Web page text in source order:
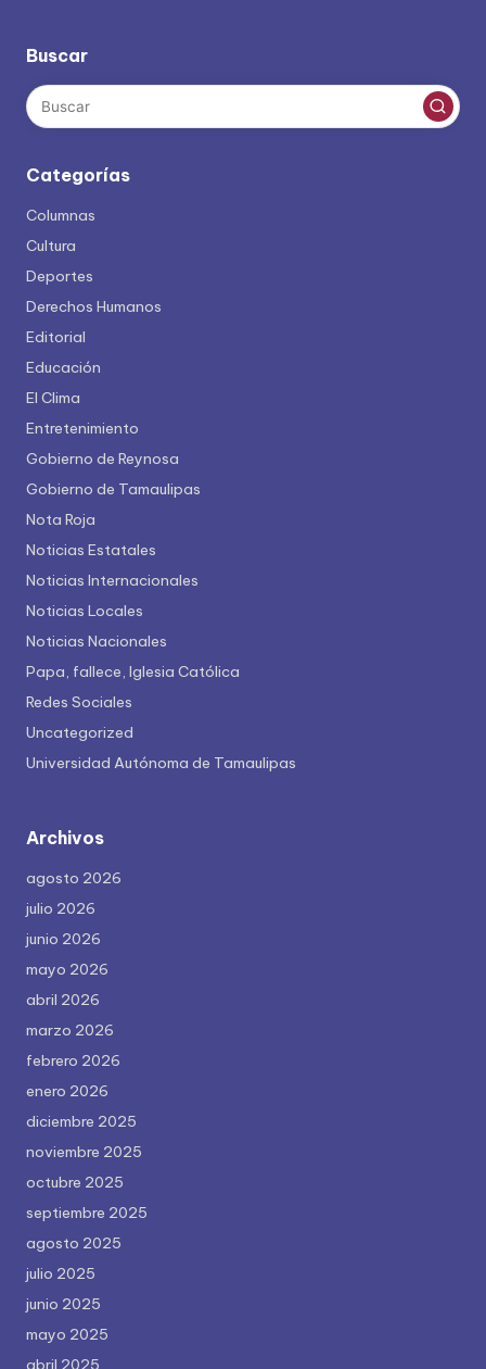
Buscar
Categorías
Columnas
Cultura
Deportes
Derechos Humanos
Editorial
Educación
El Clima
Entretenimiento
Gobierno de Reynosa
Gobierno de Tamaulipas
Nota Roja
Noticias Estatales
Noticias Internacionales
Noticias Locales
Noticias Nacionales
Papa, fallece, Iglesia Católica
Redes Sociales
Uncategorized
Universidad Autónoma de Tamaulipas
Archivos
agosto 2026
julio 2026
junio 2026
mayo 2026
abril 2026
marzo 2026
febrero 2026
enero 2026
diciembre 2025
noviembre 2025
octubre 2025
septiembre 2025
agosto 2025
julio 2025
junio 2025
mayo 2025
abril 2025